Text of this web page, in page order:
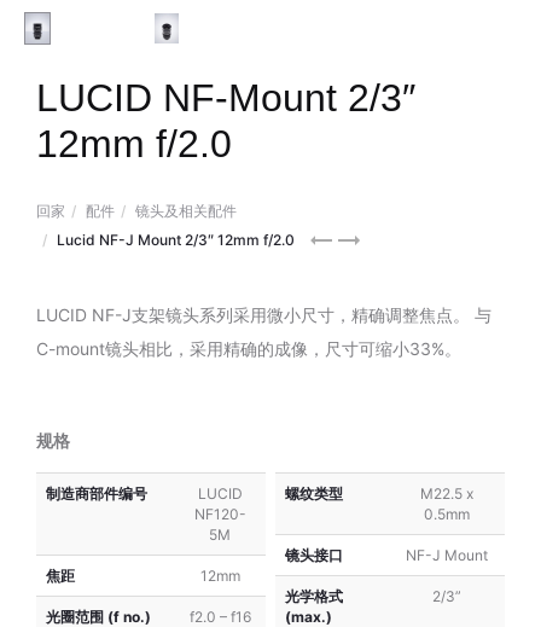
LUCID NF-Mount 2/3″
12mm f/2.0
回家 配件
镜头及相关配件
Lucid NF-J Mount 2/3″ 12mm f/2.0
Computar
C-
mount
Fujinon
mount
LUCID NF-J支架镜头系列采用微小尺寸，精确调整焦点。 与
C-mount镜头相比，采用精确的成像，尺寸可缩小33%。
规格
制造商部件编号
LUCID
NF120-
5M
焦距 12mm
光圈范围 (f no.) f2.0 – f16
螺纹类型
M22.5 x
0.5mm
镜头接口 NF-J Mount
光学格式
(max.)
2/3”